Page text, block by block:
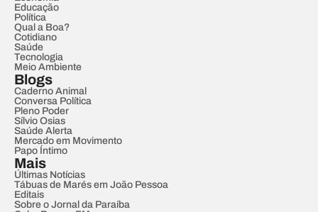
Educação
Política
Qual a Boa?
Cotidiano
Saúde
Tecnologia
Meio Ambiente
Blogs
Caderno Animal
Conversa Política
Pleno Poder
Sílvio Osias
Saúde Alerta
Mercado em Movimento
Papo Íntimo
Mais
Últimas Notícias
Tábuas de Marés em João Pessoa
Editais
Sobre o Jornal da Paraíba